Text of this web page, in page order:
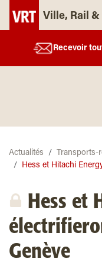
Ville, Rail
Recevoir
Actualités
Transports-
Hess et Hitachi
Hess et
Genève